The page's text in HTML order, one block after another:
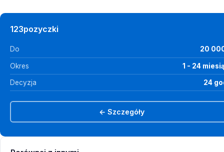
123pozyczki
Do 20
Okres 1 - 24
Decyzja 24
← Szczegóły